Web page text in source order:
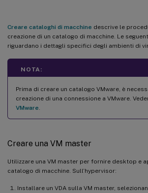
Creare cataloghi di macchine descrive le
creazione di un catalogo di macchine. Le
riguardano i dettagli specifici degli ambienti di
NOTA:
Prima di creare un catalogo VMware, è
creazione di una connessione a VMware.
VMware
Creare una VM master
Utilizzare una VM master per fornire desktop e
catalogo di macchine. Sull’hypervisor:
Installare un VDA sulla VM master,